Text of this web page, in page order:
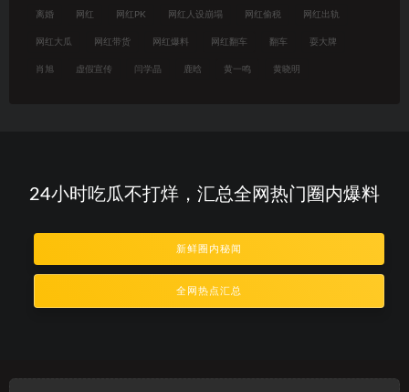
离婚 网红 网红PK 网红人设崩塌 网红偷税 网红出轨
网红大瓜 网红带货 网红爆料 网红翻车 翻车 耍大牌
肖旭 虚假宣传 闫学晶 鹿晗 黄一鸣 黄晓明
24小时吃瓜不打烊，汇总全网热门圈内爆料
新鲜圈内秘闻
全网热点汇总